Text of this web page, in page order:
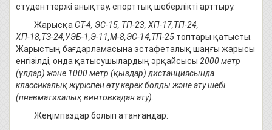
студенттержі анықтау, спорттық шеберлікті арттыру.
Жарысқа СТ-4, ЭС-15, ТП-23, ХП-17,ТП-24,
ХП-18,ТЗ-24,УЭБ-1,Э-11,М-8,ЭС-14,ТП-25 топтары қатысты.
Жарыстың бағдарламасына эстафеталық шаңғы жарысы
енгізілді, онда қатысушылардың әрқайсысы 2000 метр
(ұлдар) және 1000 метр (қыздар) дистанциясында
классикалық жүріспен өту керек болды және ату шебі
(пневматикалық винтовкадан ату).
Жеңімпаздар болып атанғандар: